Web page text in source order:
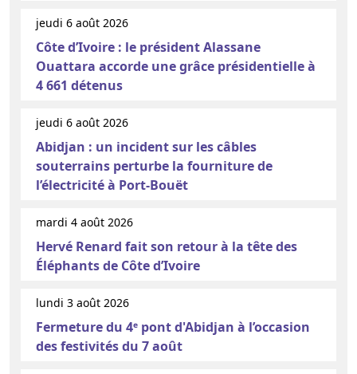
jeudi 6 août 2026
Côte d’Ivoire : le président Alassane
Ouattara accorde une grâce présidentielle à
4 661 détenus
jeudi 6 août 2026
Abidjan : un incident sur les câbles
souterrains perturbe la fourniture de
l’électricité à Port-Bouët
mardi 4 août 2026
Hervé Renard fait son retour à la tête des
Éléphants de Côte d’Ivoire
lundi 3 août 2026
Fermeture du 4ᵉ pont d'Abidjan à l’occasion
des festivités du 7 août